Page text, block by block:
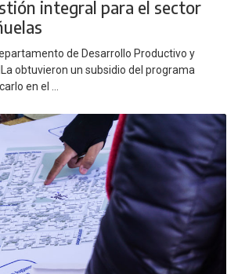
integral para el sector
de Desarrollo Productivo y
obtuvieron un subsidio del programa
en el ...